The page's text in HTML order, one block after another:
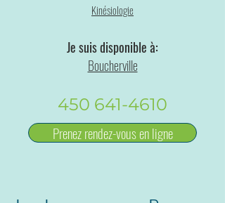
Kinésiologie
Je suis disponible à:
Boucherville
450 641-4610
Prenez rendez-vous en ligne